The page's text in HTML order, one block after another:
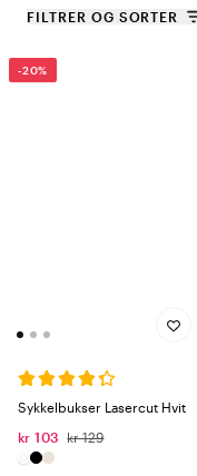
FILTRER OG SORTER
-20%
Sykkelbukser Lasercut Hvit
kr 103
kr 129